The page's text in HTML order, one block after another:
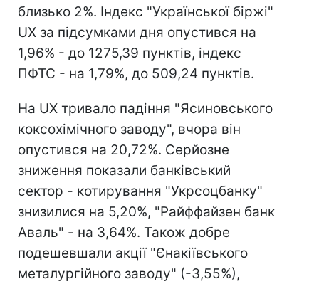
близько 2%. Індекс "Української біржі"
UX за підсумками дня опустився на
1,96% - до 1275,39 пунктів, індекс
ПФТС - на 1,79%, до 509,24 пунктів.
На UX тривало падіння "Ясиновського
коксохімічного заводу", вчора він
опустився на 20,72%. Серйозне
зниження показали банківський
сектор - котирування "Укрсоцбанку"
знизилися на 5,20%, "Райффайзен банк
Аваль" - на 3,64%. Також добре
подешевшали акції "Єнакіївського
металургійного заводу" (-3,55%),